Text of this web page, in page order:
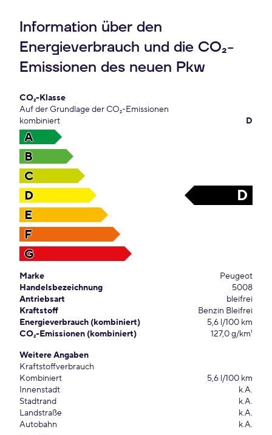
Information über den
Energieverbrauch und die CO₂-
Emissionen des neuen Pkw
CO₂-Klasse
Auf der Grundlage der CO₂-Emissionen
kombiniert
D
A
B
C
D
D
E
F
G
Marke
Peugeot
Handelsbezeichnung
5008
Antriebsart
bleifrei
Kraftstoff
Benzin Bleifrei
Energieverbrauch (kombiniert)
5,6 l/100 km
CO₂-Emissionen (kombiniert)
127,0 g/km¹
Weitere Angaben
Kraftstoffverbrauch
Kombiniert
5,6 l/100 km
Innenstadt
k.A.
Stadtrand
k.A.
Landstraße
k.A.
Autobahn
k.A.